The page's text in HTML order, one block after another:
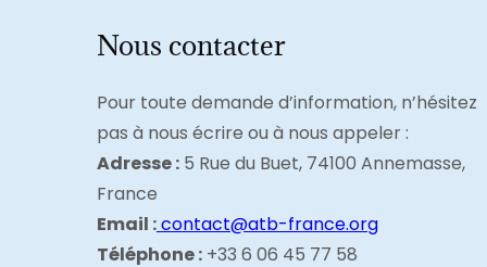
Nous contacter
Pour toute demande d’information, n’hésitez
pas à nous écrire ou à nous appeler :
Adresse :5 Rue du Buet, 74100 Annemasse,
France
Email :contact@atb-france.org
Téléphone :+33 6 06 45 77 58